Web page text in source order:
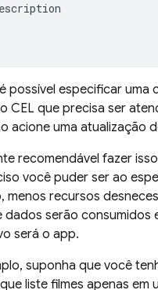
possível especificar uma
CEL que precisa ser
acione uma atualização
recomendável fazer
você puder ser ao
menos recursos
dados serão consumidos
será o app.
suponha que você
liste filmes apenas em